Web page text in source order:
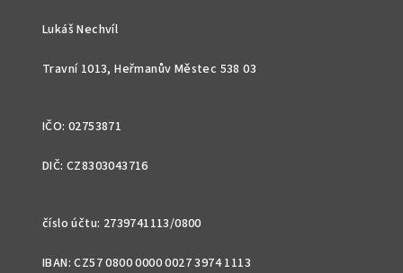
Lukáš Nechvíl
Travní 1013, Heřmanův Městec 538 03
IČO: 02753871
DIČ: CZ8303043716
číslo účtu: 2739741113/0800
IBAN: CZ57 0800 0000 0027 3974 1113